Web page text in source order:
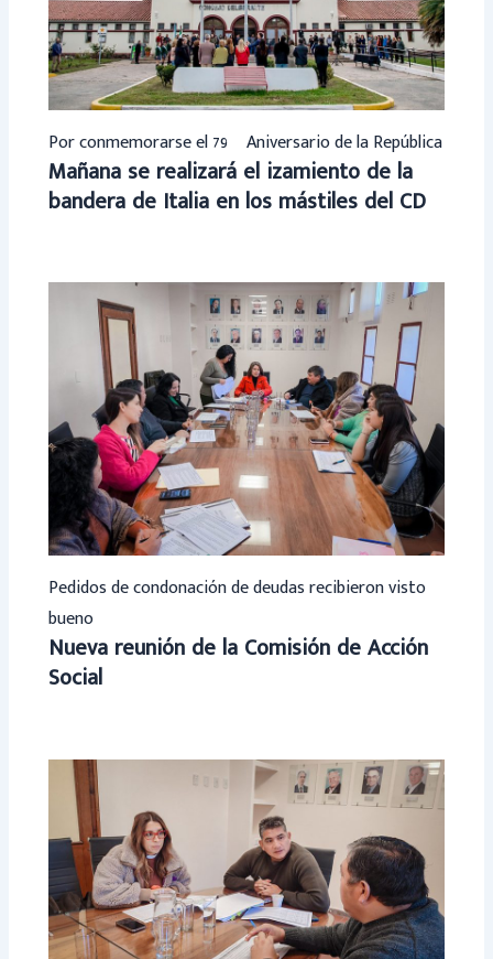
Por conmemorarse el 79º Aniversario de la República
Mañana se realizará el izamiento de la
bandera de Italia en los mástiles del CD
Pedidos de condonación de deudas recibieron visto
bueno
Nueva reunión de la Comisión de Acción
Social